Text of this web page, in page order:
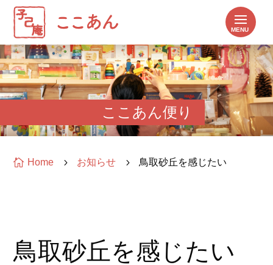
ここあん便り
 Home 5 お知らせ 5 鳥取砂丘を感じたい
鳥取砂丘を感じたい